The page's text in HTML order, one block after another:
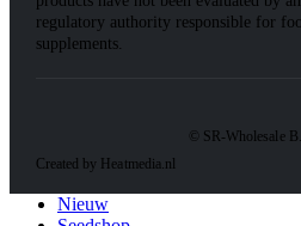
regulatory authority responsible for
supplements.
© SR-Wholesale
Created by Heatmedia.nl
Nieuw